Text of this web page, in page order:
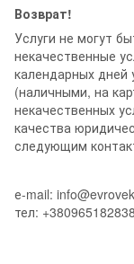
Возврат!
Услуги не могут
некачественные
календарных
(наличными, на
некачественных
качества
следующим
е-mail:
тел: +380965182838